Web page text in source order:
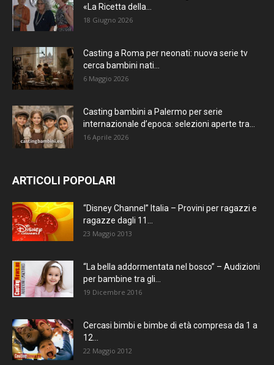
«La Ricetta della...
18 Giugno 2026
Casting a Roma per neonati: nuova serie tv
cerca bambini nati...
6 Maggio 2026
Casting bambini a Palermo per serie
internazionale d’epoca: selezioni aperte tra...
16 Aprile 2026
ARTICOLI POPOLARI
“Disney Channel” Italia – Provini per ragazzi e
ragazze dagli 11...
23 Maggio 2013
“La bella addormentata nel bosco” – Audizioni
per bambine tra gli...
19 Dicembre 2016
Cercasi bimbi e bimbe di età compresa da 1 a
12...
22 Maggio 2012